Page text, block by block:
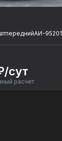
переднийАИ-95
сут
расчет